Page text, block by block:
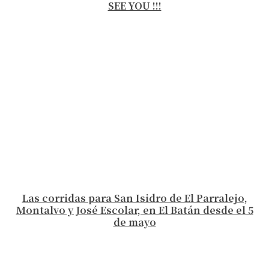
SEE YOU !!!
Las corridas para San Isidro de El Parralejo,
Montalvo y José Escolar, en El Batán desde el 5
de mayo